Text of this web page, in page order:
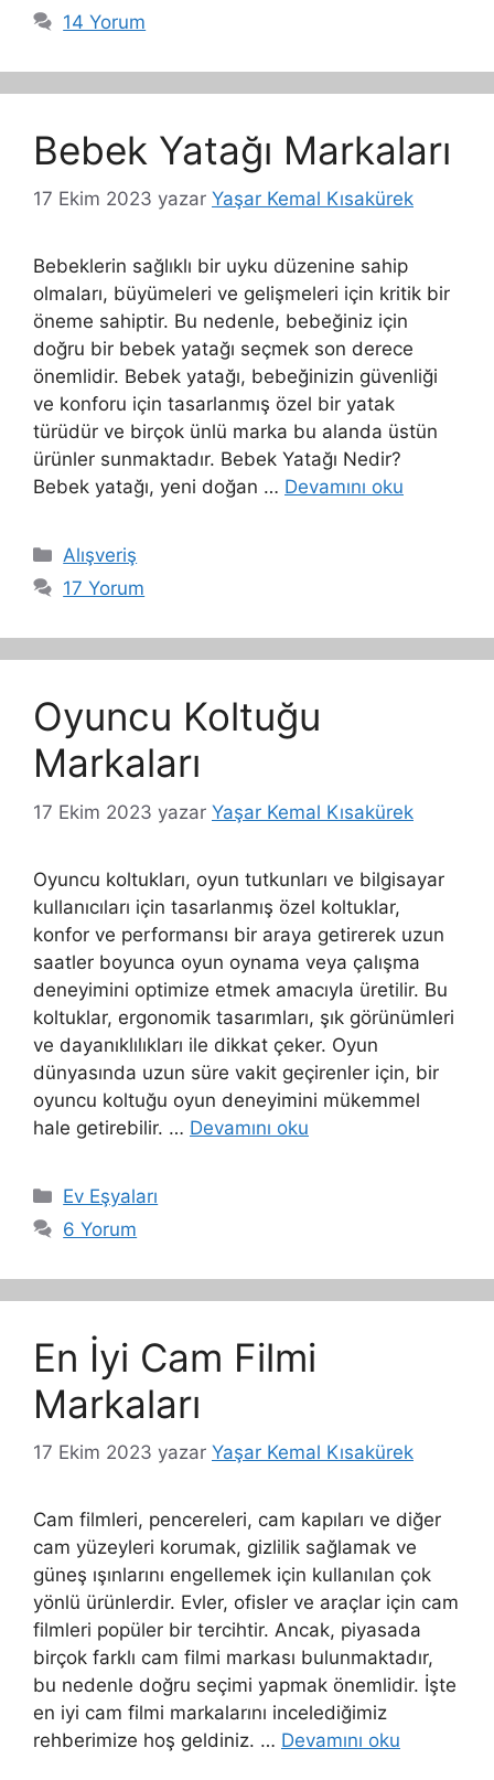
14 Yorum
Bebek Yatağı Markaları
17 Ekim 2023 yazar Yaşar Kemal Kısakürek
Bebeklerin sağlıklı bir uyku düzenine sahip
olmaları, büyümeleri ve gelişmeleri için kritik bir
öneme sahiptir. Bu nedenle, bebeğiniz için
doğru bir bebek yatağı seçmek son derece
önemlidir. Bebek yatağı, bebeğinizin güvenliği
ve konforu için tasarlanmış özel bir yatak
türüdür ve birçok ünlü marka bu alanda üstün
ürünler sunmaktadır. Bebek Yatağı Nedir?
Bebek yatağı, yeni doğan … Devamını oku
Kategoriler
Alışveriş
17 Yorum
Oyuncu Koltuğu
Markaları
17 Ekim 2023 yazar Yaşar Kemal Kısakürek
Oyuncu koltukları, oyun tutkunları ve bilgisayar
kullanıcıları için tasarlanmış özel koltuklar,
konfor ve performansı bir araya getirerek uzun
saatler boyunca oyun oynama veya çalışma
deneyimini optimize etmek amacıyla üretilir. Bu
koltuklar, ergonomik tasarımları, şık görünümleri
ve dayanıklılıkları ile dikkat çeker. Oyun
dünyasında uzun süre vakit geçirenler için, bir
oyuncu koltuğu oyun deneyimini mükemmel
hale getirebilir. … Devamını oku
Kategoriler
Ev Eşyaları
6 Yorum
En İyi Cam Filmi
Markaları
17 Ekim 2023 yazar Yaşar Kemal Kısakürek
Cam filmleri, pencereleri, cam kapıları ve diğer
cam yüzeyleri korumak, gizlilik sağlamak ve
güneş ışınlarını engellemek için kullanılan çok
yönlü ürünlerdir. Evler, ofisler ve araçlar için cam
filmleri popüler bir tercihtir. Ancak, piyasada
birçok farklı cam filmi markası bulunmaktadır,
bu nedenle doğru seçimi yapmak önemlidir. İşte
en iyi cam filmi markalarını incelediğimiz
rehberimize hoş geldiniz. … Devamını oku